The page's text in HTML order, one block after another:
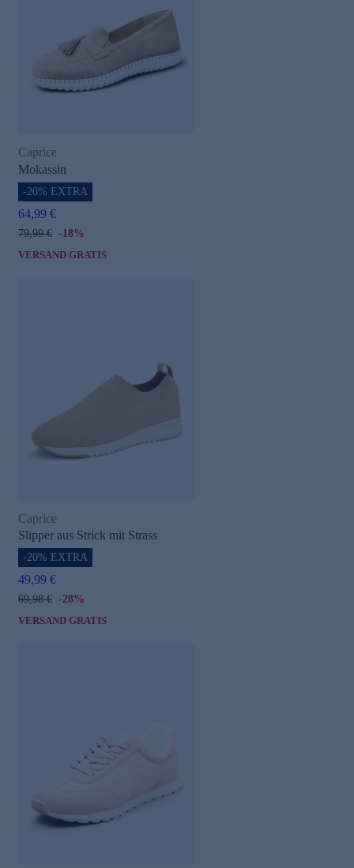
Caprice
Mokassin
-20% EXTRA
64,99 €
79,99 € -18%
VERSAND GRATIS
Caprice
Slipper aus Strick mit Strass
-20% EXTRA
49,99 €
69,98 € -28%
VERSAND GRATIS